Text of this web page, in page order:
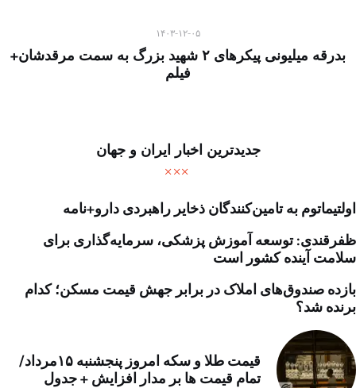
۱۴۰۳-۱۲-۰۵
بدرقه میلیونی پیکرهای ۲ شهید بزرگ به سمت مرقدشان+
فیلم
جدیدترین اخبار ایران و جهان
اولتیماتوم به تامین‌کنندگان ذخایر راهبردی دارو+نامه
ظفرقندی: توسعه آموزش پزشکی، سرمایه‌گذاری برای
سلامت آینده کشور است
بازده صندوق‌های املاک در برابر جهش قیمت مسکن؛ کدام
برنده شد؟
قیمت طلا و سکه امروز پنجشنبه ۱۵مرداد/
تمام قیمت ها بر مدار افزایش + جدول